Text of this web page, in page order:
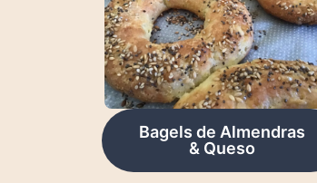
Bagels de Almendras
& Queso